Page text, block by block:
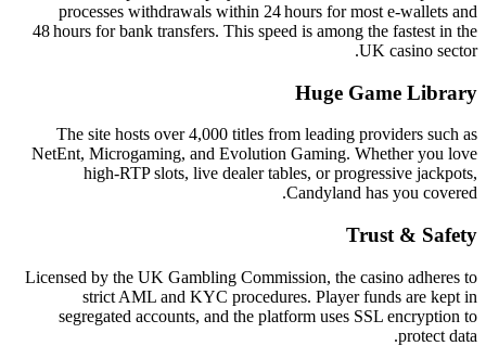
processes withdrawals within 24 hours for most e‑wallets and
48 hours for bank transfers. This speed is among the fastest in the
UK casino sector.
Huge Game Library
The site hosts over 4,000 titles from leading providers such as
NetEnt, Microgaming, and Evolution Gaming. Whether you love
high‑RTP slots, live dealer tables, or progressive jackpots,
Candyland has you covered.
Trust & Safety
Licensed by the UK Gambling Commission, the casino adheres to
strict AML and KYC procedures. Player funds are kept in
segregated accounts, and the platform uses SSL encryption to
protect data.